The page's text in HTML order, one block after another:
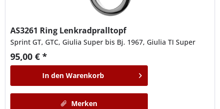
AS3261 Ring Lenkradpralltopf
Sprint GT, GTC, Giulia Super bis Bj. 1967, Giulia TI Super
95,00 € *
In den Warenkorb
Merken